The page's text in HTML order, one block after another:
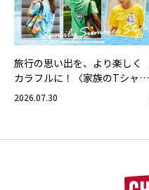
旅行の思い出を、より楽しく
カラフルに！〈家族のTシャツ
スタイリング特集〉
2026.07.30